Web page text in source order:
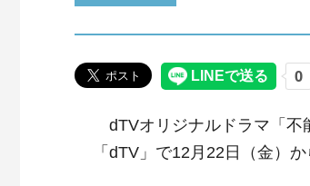
dTVオリジナルドラマ「不
「dTV」で12月22日（金）か